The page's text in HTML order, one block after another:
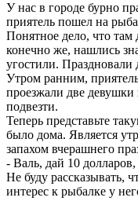
У нас в городе бурно
приятель пошел на
Понятное дело, что там
конечно же, нашлись
угостили. Праздновали
Утром ранним,
проезжали две
подвезти.
Теперь представьте
было дома. Является
запахом вчерашнего
- Валь, дай 10 долларов,
Не буду рассказывать,
интерес к рыбалке у